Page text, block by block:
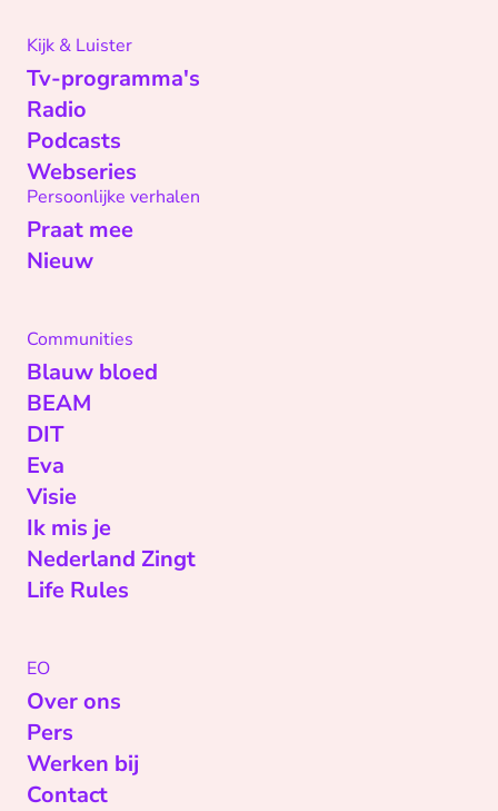
Kijk & Luister
Tv-programma's
Radio
Podcasts
Webseries
Persoonlijke verhalen
Praat mee
Nieuw
Communities
Blauw bloed
BEAM
DIT
Eva
Visie
Ik mis je
Nederland Zingt
Life Rules
EO
Over ons
Pers
Werken bij
Contact